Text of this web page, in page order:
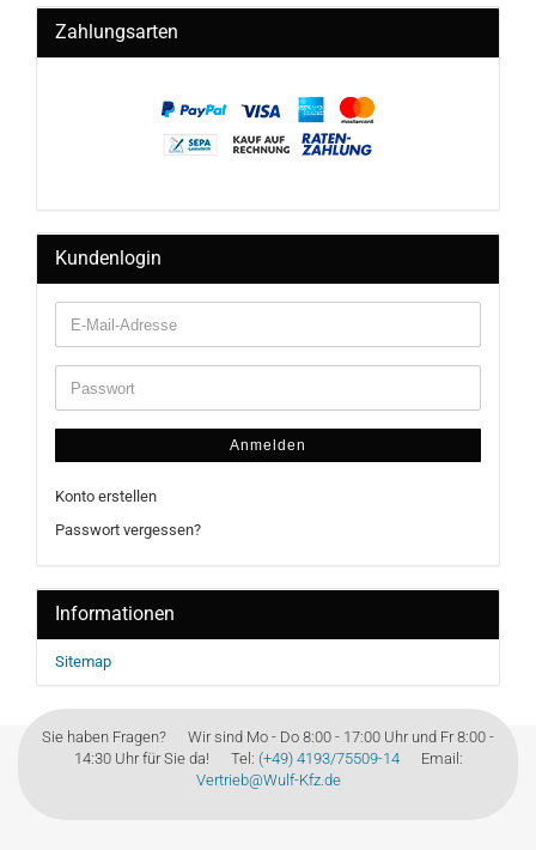
Zahlungsarten
Kundenlogin
Anmelden
Konto erstellen
Passwort vergessen?
Informationen
Sitemap
Sie haben Fragen? Wir sind Mo - Do 8:00 - 17:00 Uhr und Fr 8:00 -
14:30 Uhr für Sie da! Tel: (+49) 4193/75509-14Email:
Vertrieb@Wulf-Kfz.de